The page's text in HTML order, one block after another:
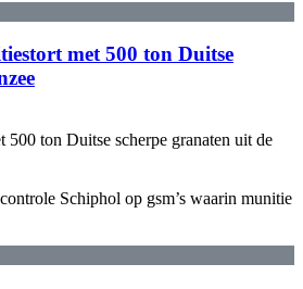
met 500 ton Duitse
500 ton Duitse scherpe granaten uit de